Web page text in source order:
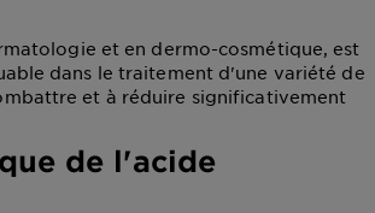
et en dermo-cosmétique, est
dans le traitement d'une variété de
et à réduire significativement
de l'acide